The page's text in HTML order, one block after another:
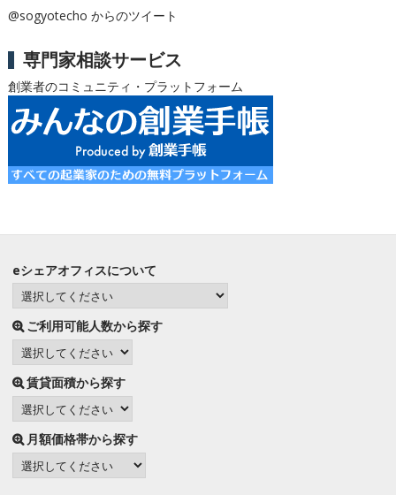
@sogyotecho からのツイート
専門家相談サービス
創業者のコミュニティ・プラットフォーム
eシェアオフィスについて
ご利用可能人数から探す
賃貸面積から探す
月額価格帯から探す